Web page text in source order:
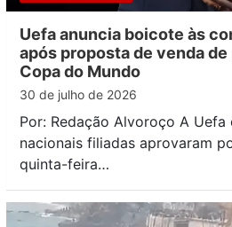
Uefa anuncia boicote às
após proposta de venda
Copa do Mundo
30 de julho de 2026
Por: Redação Alvoroço A
nacionais filiadas aprovaram
quinta-feira…